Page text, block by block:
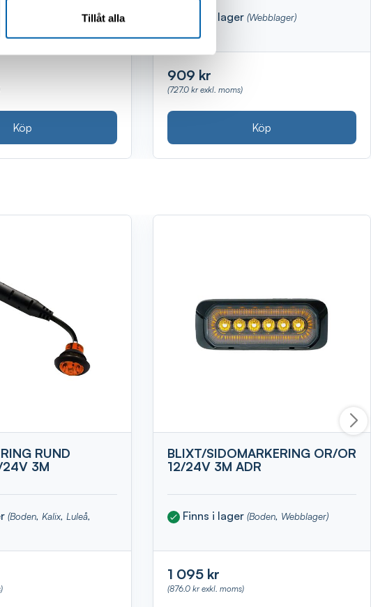
Tillåt alla
(Luleå, Boden, Webblager)
Köp
Finns i lager(Webblager)
909 kr
(727.0 kr exkl. moms)
Köp
RUND
24V 3M
(Boden, Kalix, Luleå,
BLIXT/SIDOMARKERING OR/OR
12/24V 3M ADR
Finns i lager(Boden, Webblager)
1 095 kr
(876.0 kr exkl. moms)